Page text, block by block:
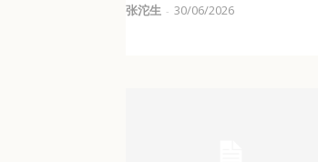
张沱生 - 30/06/2026